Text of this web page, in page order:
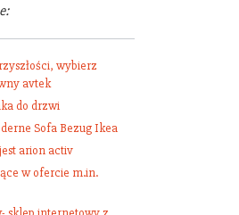
wybierz
avtek
do drzwi
Sofa Bezug Ikea
arion activ
w ofercie m.in.